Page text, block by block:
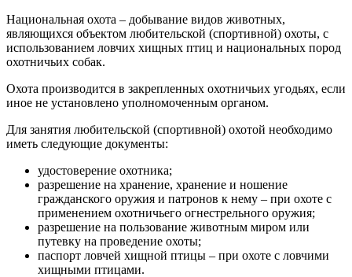
Национальная охота – добывание видов животных,
являющихся объектом любительской (спортивной) охоты, с
использованием ловчих хищных птиц и национальных пород
охотничьих собак.
Охота производится в закрепленных охотничьих угодьях, если
иное не установлено уполномоченным органом.
Для занятия любительской (спортивной) охотой необходимо
иметь следующие документы:
удостоверение охотника;
разрешение на хранение, хранение и ношение
гражданского оружия и патронов к нему – при охоте с
применением охотничьего огнестрельного оружия;
разрешение на пользование животным миром или
путевку на проведение охоты;
паспорт ловчей хищной птицы – при охоте с ловчими
хищными птицами.